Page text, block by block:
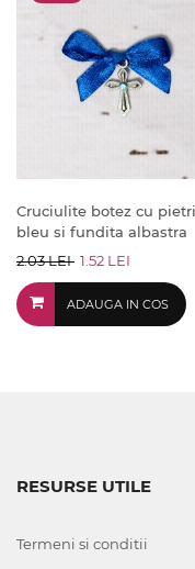
Cruciulite botez cu
bleu si fundita albastra
2.03 LEI 1.52 LEI
ADAUGA IN COS
RESURSE UTILE
Termeni si conditii